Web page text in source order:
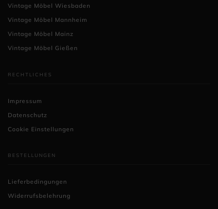
Vintage Möbel Wiesbaden
Vintage Möbel Mannheim
Vintage Möbel Mainz
Vintage Möbel Gießen
RECHTLICHES
Impressum
Datenschutz
Cookie Einstellungen
BESTELLUNGEN
Lieferbedingungen
Widerrufsbelehrung